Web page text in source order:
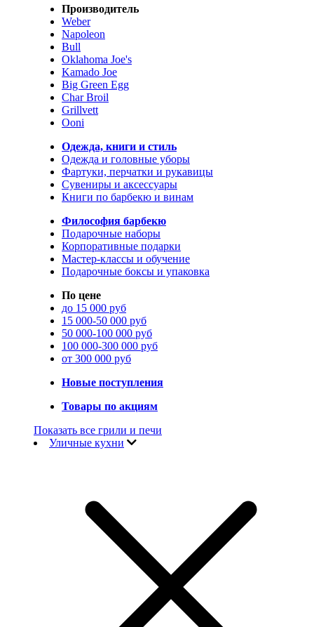
Производитель
Weber
Napoleon
Bull
Oklahoma Joe's
Kamado Joe
Big Green Egg
Char Broil
Grillvett
Ooni
Одежда, книги и стиль
Одежда и головные уборы
Фартуки, перчатки и рукавицы
Сувениры и аксессуары
Книги по барбекю и винам
Философия барбекю
Подарочные наборы
Корпоративные подарки
Мастер-классы и обучение
Подарочные боксы и упаковка
По цене
до 15 000 руб
15 000-50 000 руб
50 000-100 000 руб
100 000-300 000 руб
от 300 000 руб
Новые поступления
Товары по акциям
Показать все грили и печи
Уличные кухни